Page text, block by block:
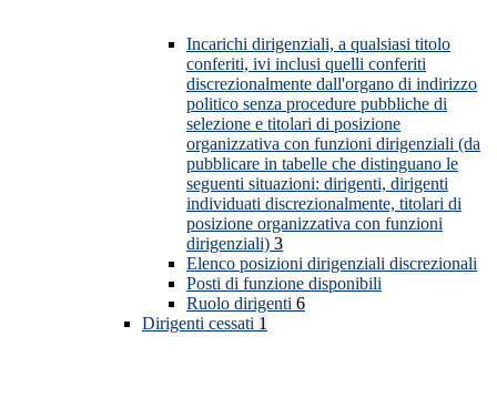
Incarichi dirigenziali, a qualsiasi titolo
conferiti, ivi inclusi quelli conferiti
discrezionalmente dall'organo di indirizzo
politico senza procedure pubbliche di
selezione e titolari di posizione
organizzativa con funzioni dirigenziali (da
pubblicare in tabelle che distinguano le
seguenti situazioni: dirigenti, dirigenti
individuati discrezionalmente, titolari di
posizione organizzativa con funzioni
dirigenziali) 3
Elenco posizioni dirigenziali discrezionali
Posti di funzione disponibili
Ruolo dirigenti 6
Dirigenti cessati 1